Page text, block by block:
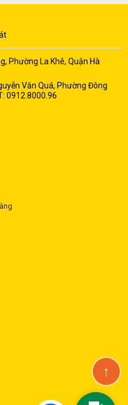
Phường La Khê, Quận Hà
Văn Quá, Phường Đông
0912.8000.96
↑